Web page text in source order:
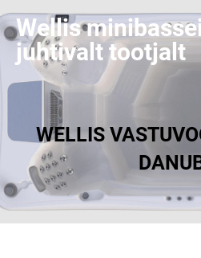
Wellis
juhtivalt tootjalt
WELLIS